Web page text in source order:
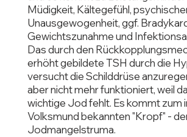
Müdigkeit, Kältegefühl,
Unausgewogenheit, ggf.
Gewichtszunahme und
Das durch den
erhöht gebildete TSH durch die
versucht die Schilddrüse
aber nicht mehr funktioniert, weil
wichtige Jod fehlt. Es kommt zum
Volksmund bekannten "Kropf" -
Jodmangelstruma.